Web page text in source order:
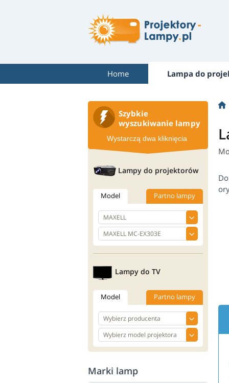
Home Lampa do
Szybkie
wyszukiwanie lampy
Wystarczą dwa kliknięcia
Lampy do projektorów
Model Partno lampy
Lampy do TV
Model Partno lampy
Marki lamp